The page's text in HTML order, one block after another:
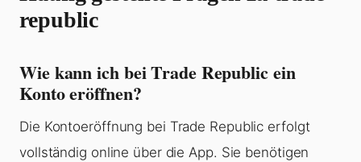
republic
Wie kann ich bei Trade Republic ein
Konto eröffnen?
Die Kontoeröffnung bei Trade Republic erfolgt
vollständig online über die App. Sie benötigen